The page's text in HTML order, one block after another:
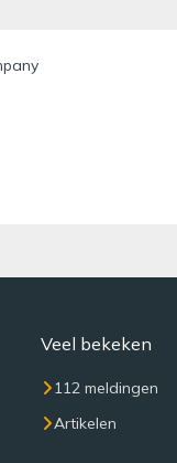
Veel bekeken
112 meldingen
Artikelen